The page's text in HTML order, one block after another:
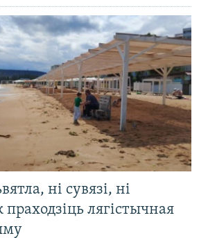
ні сувязі, ні
лягістычная